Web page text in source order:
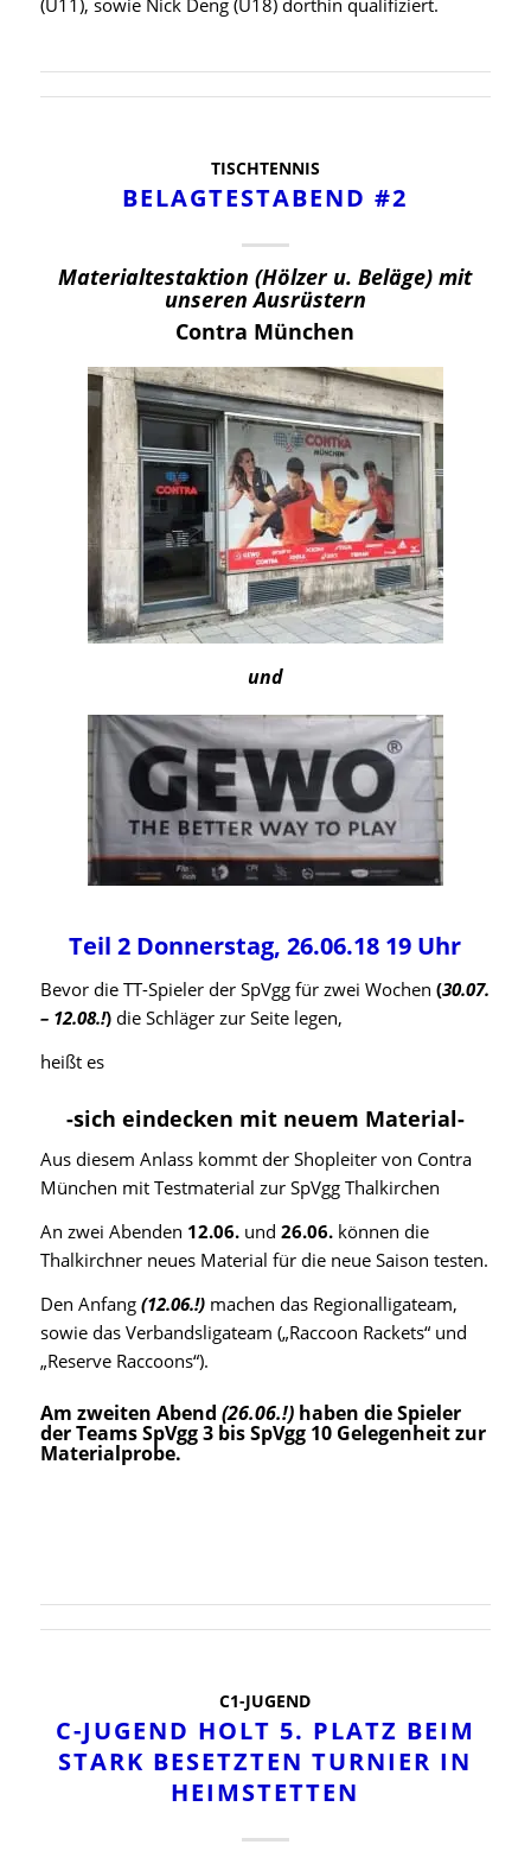
TISCHTENNIS
BELAGTESTABEND #2
Materialtestaktion (Hölzer u. Beläge) mit
unseren Ausrüstern
Contra München
und
Teil 2 Donnerstag, 26.06.18 19 Uhr
Bevor die TT-Spieler der SpVgg für zwei Wochen (30.07.
– 12.08.!)die Schläger zur Seite legen,
heißt es
-sich eindecken mit neuem Material-
Aus diesem Anlass kommt der Shopleiter von Contra
München mit Testmaterial zur SpVgg Thalkirchen
An zwei Abenden 12.06.und 26.06.können die
Thalkirchner neues Material für die neue Saison testen.
Den Anfang (12.06.!) machen das Regionalligateam,
sowie das Verbandsligateam („Raccoon Rackets“ und
„Reserve Raccoons“).
Am zweiten Abend (26.06.!) haben die Spieler
der Teams SpVgg 3 bis SpVgg 10 Gelegenheit zur
Materialprobe.
C1-JUGEND
C-JUGEND HOLT 5. PLATZ BEIM
STARK BESETZTEN TURNIER IN
HEIMSTETTEN